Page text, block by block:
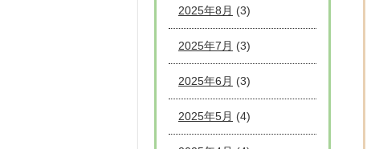
2025年8月 (3)
2025年7月 (3)
2025年6月 (3)
2025年5月 (4)